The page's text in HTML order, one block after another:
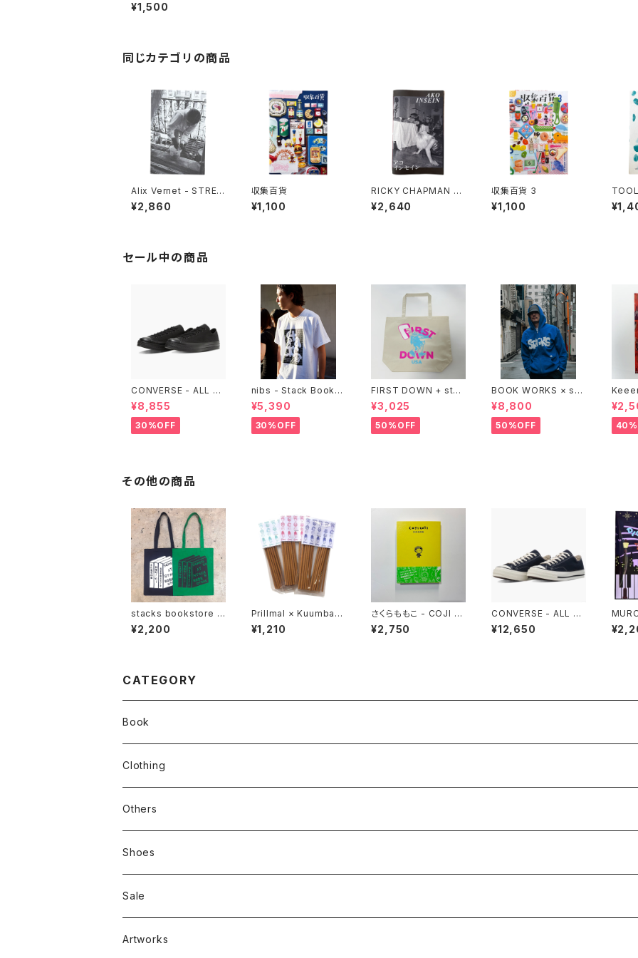
¥1,500
同じカテゴリの商品
Alix Vernet - STREE
T CASTS
¥2,860
収集百貨
¥1,100
RICKY CHAPMAN -
AKO INSEIN
¥2,640
収集百貨 3
¥1,100
zine
想録 1
セール中の商品
CONVERSE - ALL ST
AR LGCY OX （ALL B
LACK)
¥8,855
30%OFF
nibs - Stack Bookst
ore Tee
¥5,390
30%OFF
FIRST DOWN + stac
ks bookstore BIG T
OTE
¥3,025
50%OFF
BOOK WORKS × sta
cks bookstore "Jim
bocho Beat Library
zip up hood"
¥8,800
50%OFF
®︎
PING
その他の商品
stacks bookstore -
染太郎 Tote
¥2,200
Prillmal × Kuumba I
ncense 2026 SPRIN
G & SUMMER
¥1,210
さくらももこ - COJI C
OJI FAN BOOK コジ
コジのすべて
¥2,750
CONVERSE - ALL ST
AR LGCY OX (DARK
NAVY)
¥12,650
ACKS
CATEGORY
Book
stacks
新刊本
Zine、Other
Clothing
Tees
Sweatshirts
Bag & Accessories
Others
Mixcd
RC SLUM / ROYALTY CLUB
雑貨
Shoes
Sale
Artworks